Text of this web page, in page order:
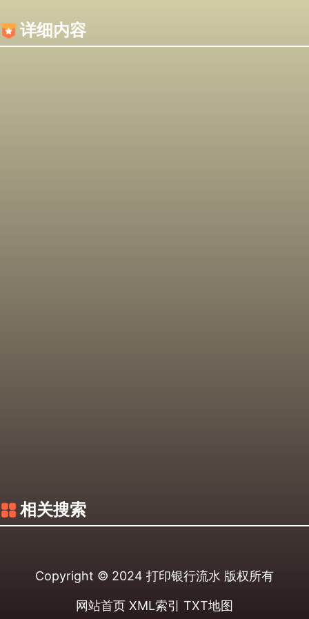
详细内容
相关搜索
Copyright © 2024 打印银行流水 版权所有
网站首页 XML索引 TXT地图